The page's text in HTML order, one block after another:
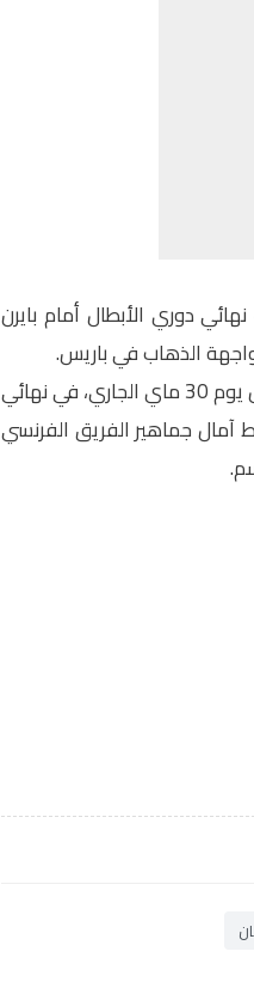
دوري الأبطال أمام بايرن
الذهاب في باريس.
ومن المرتقب أن يلتقي باريس سان جيرمان مع أرسنال يوم 30 ماي الجاري، في نهائي
جماهير الفريق الفرنسي